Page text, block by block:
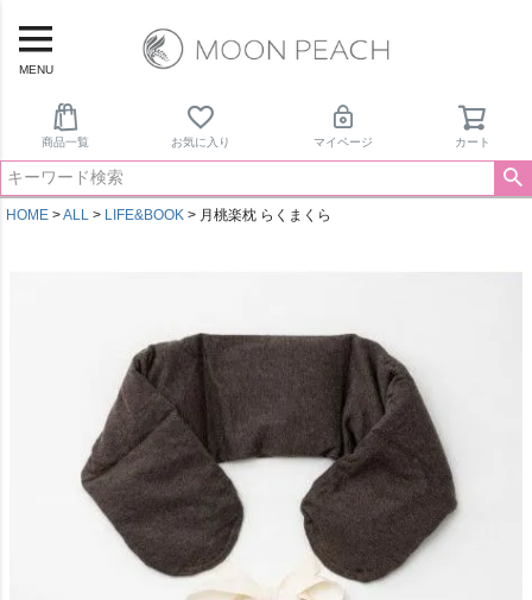
MENU
商品一覧 お気に入り マイページ カート
HOME ALL LIFE&BOOK 月桃楽枕 らくまくら